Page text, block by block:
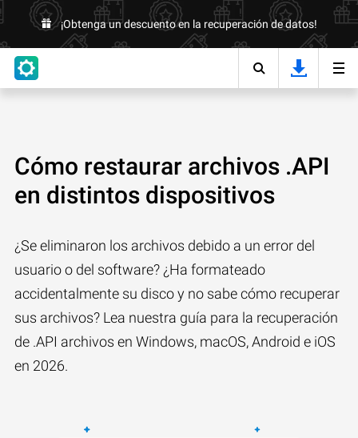
¡Obtenga un descuento en la recuperación de datos!
Cómo restaurar archivos .API
en distintos dispositivos
¿Se eliminaron los archivos debido a un error del
usuario o del software? ¿Ha formateado
accidentalmente su disco y no sabe cómo recuperar
sus archivos? Lea nuestra guía para la recuperación
de .API archivos en Windows, macOS, Android e iOS
en 2026.